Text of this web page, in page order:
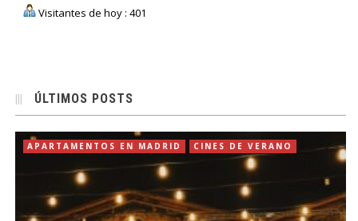
Visitantes de hoy : 401
ÚLTIMOS POSTS
APARTAMENTOS EN MADRID CINES DE VERANO